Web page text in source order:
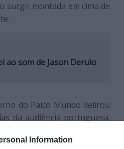
Information
surgir montada em cima de
ao som de Jason Derulo
do Palco Mundo delirou
da audiência portuguesa.
fez os fãs delirarem com
menores da cantora foram